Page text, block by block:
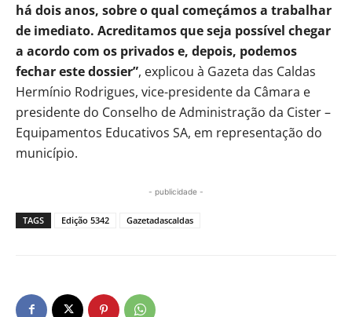
há dois anos, sobre o qual começámos a trabalhar
de imediato. Acreditamos que seja possível chegar
a acordo com os privados e, depois, podemos
fechar este dossier”, explicou à Gazeta das Caldas
Hermínio Rodrigues, vice-presidente da Câmara e
presidente do Conselho de Administração da Cister –
Equipamentos Educativos SA, em representação do
município.
- publicidade -
TAGS Edição 5342 Gazetadascaldas